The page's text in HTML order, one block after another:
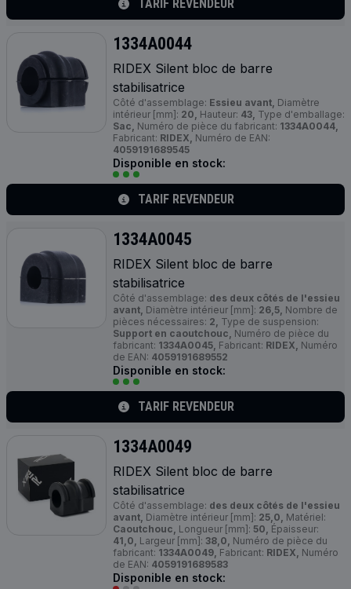
TARIF REVENDEUR
1334A0044
RIDEX Silent bloc de barre
stabilisatrice
Côté d'assemblage: Essieu avant, Diamètre
intérieur [mm]: 20, Hauteur: 43, Type d'emballage:
Sac, Numéro de pièce du fabricant: 1334A0044,
Fabricant: RIDEX, Numéro de EAN:
4059191689545
Disponible en stock:
TARIF REVENDEUR
1334A0045
RIDEX Silent bloc de barre
stabilisatrice
Côté d'assemblage: des deux côtés de l'essieu
avant, Diamètre intérieur [mm]: 26,5, Nombre de
pièces nécessaires: 2, Type de suspension:
Support en caoutchouc, Numéro de pièce du
fabricant: 1334A0045, Fabricant: RIDEX, Numéro
de EAN: 4059191689552
Disponible en stock:
TARIF REVENDEUR
1334A0049
RIDEX Silent bloc de barre
stabilisatrice
Côté d'assemblage: des deux côtés de l'essieu
avant, Diamètre intérieur [mm]: 25,0, Matériel:
Caoutchouc, Longueur [mm]: 50, Épaisseur:
41,0, Largeur [mm]: 38,0, Numéro de pièce du
fabricant: 1334A0049, Fabricant: RIDEX, Numéro
de EAN: 4059191689583
Disponible en stock: